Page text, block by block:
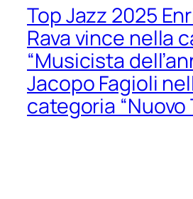
Top Jazz 2025
Rava vince nella
“Musicista
Jacopo Fagioli
categoria “Nuovo